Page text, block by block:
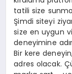
tatili size
Şimdi siteyi
size en uygun
deneyimine
Bir kere
adres olacak.